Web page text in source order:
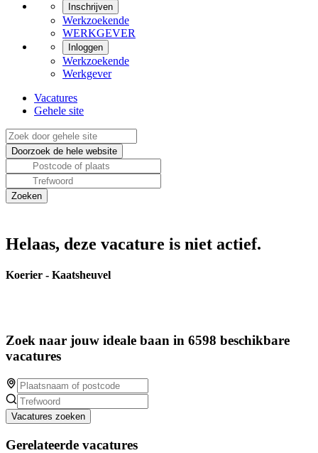
Inschrijven
Werkzoekende
WERKGEVER
Inloggen
Werkzoekende
Werkgever
Vacatures
Gehele site
Helaas, deze vacature is niet actief.
Koerier - Kaatsheuvel
Zoek naar jouw ideale baan in 6598 beschikbare
vacatures
Vacatures zoeken
Gerelateerde vacatures